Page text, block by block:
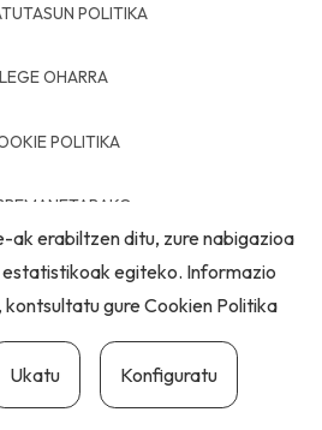
POLITIKA
LEGE OHARRA
POLITIKA
ak erabiltzen ditu, zure nabigazioa
egiteko. Informazio
kontsultatu gureCookien Politika
Ukatu Konfiguratu